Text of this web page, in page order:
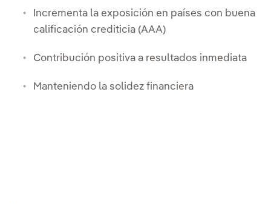
Incrementa la exposición en países con buena
calificación crediticia (AAA)
Contribución positiva a resultados inmediata
Manteniendo la solidez financiera